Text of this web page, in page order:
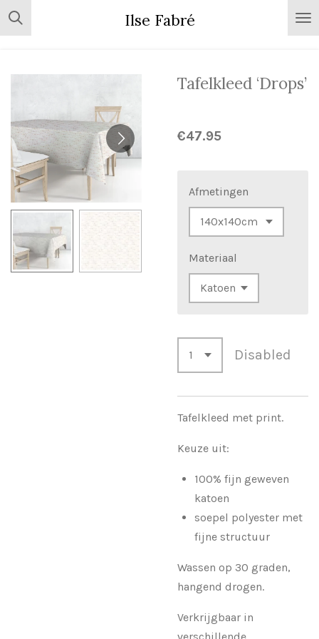
Skip
to
content
Ilse Fabré
Tafelkleed ‘Drops’
€47.95
Afmetingen
Materiaal
Disabled
Tafelkleed met print.
Keuze uit:
100% fijn geweven
katoen
soepel polyester met
fijne structuur
Wassen op 30 graden,
hangend drogen.
Verkrijgbaar in